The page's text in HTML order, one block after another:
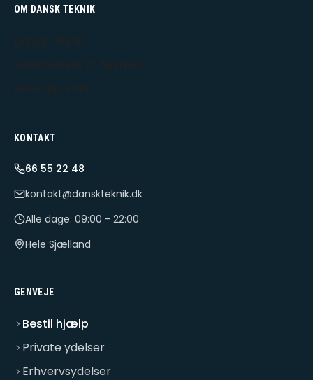
OM DANSK TEKNIK
KONTAKT
66 55 22 48
kontakt@danskteknik.dk
Alle dage: 09:00 - 22:00
Hele Sjælland
GENVEJE
Bestil hjælp
Private ydelser
Erhvervsydelser